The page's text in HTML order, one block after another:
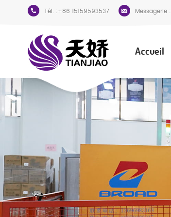
Tél. :+86 15159593537 Messagerie :
Accueil